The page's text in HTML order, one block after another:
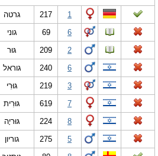
גרטה 217
1
גוני 69
6
גּוּר 209
2
גוראל 240
6
גּוּרִי 219
3
גּוּרִית 619
7
גּוּריָה 224
8
גוריון 275
5